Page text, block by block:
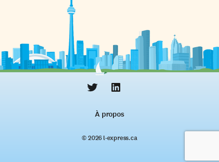
À propos
© 2026 l‑express.ca